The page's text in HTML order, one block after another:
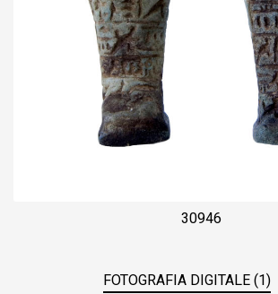
30946
FOTOGRAFIA DIGITALE (1)